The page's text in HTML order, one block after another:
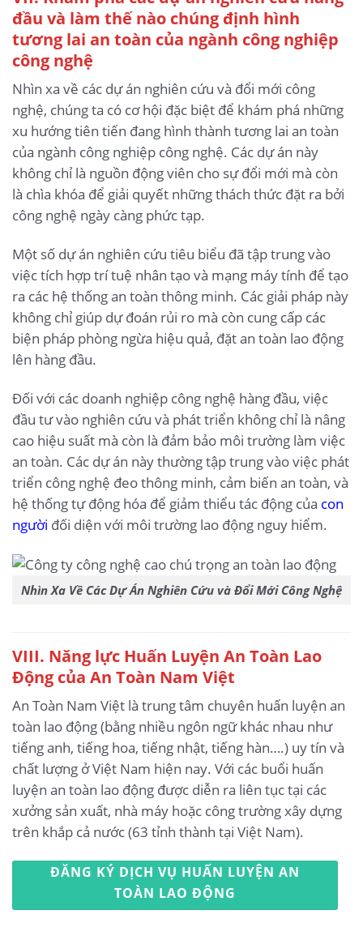
đầu và làm thế nào chúng định hình
tương lai an toàn của ngành công nghiệp
công nghệ
Nhìn xa về các dự án nghiên cứu và đổi mới công
nghệ, chúng ta có cơ hội đặc biệt để khám phá những
xu hướng tiên tiến đang hình thành tương lai an toàn
của ngành công nghiệp công nghệ. Các dự án này
không chỉ là nguồn động viên cho sự đổi mới mà còn
là chìa khóa để giải quyết những thách thức đặt ra bởi
công nghệ ngày càng phức tạp.
Một số dự án nghiên cứu tiêu biểu đã tập trung vào
việc tích hợp trí tuệ nhân tạo và mạng máy tính để tạo
ra các hệ thống an toàn thông minh. Các giải pháp này
không chỉ giúp dự đoán rủi ro mà còn cung cấp các
biện pháp phòng ngừa hiệu quả, đặt an toàn lao động
lên hàng đầu.
Đối với các doanh nghiệp công nghệ hàng đầu, việc
đầu tư vào nghiên cứu và phát triển không chỉ là nâng
cao hiệu suất mà còn là đảm bảo môi trường làm việc
an toàn. Các dự án này thường tập trung vào việc phát
triển công nghệ đeo thông minh, cảm biến an toàn, và
hệ thống tự động hóa để giảm thiểu tác động của con
người đối diện với môi trường lao động nguy hiểm.
Nhìn Xa Về Các Dự Án Nghiên Cứu và Đổi Mới Công Nghệ
VIII. Năng lực Huấn Luyện An Toàn Lao
Động của An Toàn Nam Việt
An Toàn Nam Việt là trung tâm chuyên huấn luyện an
toàn lao động (bằng nhiều ngôn ngữ khác nhau như
tiếng anh, tiếng hoa, tiếng nhật, tiếng hàn….) uy tín và
chất lượng ở Việt Nam hiện nay. Với các buổi huấn
luyện an toàn lao động được diễn ra liên tục tại các
xưởng sản xuất, nhà máy hoặc công trường xây dựng
trên khắp cả nước (63 tỉnh thành tại Việt Nam).
ĐĂNG KÝ DỊCH VỤ HUẤN LUYỆN AN
TOÀN LAO ĐỘNG